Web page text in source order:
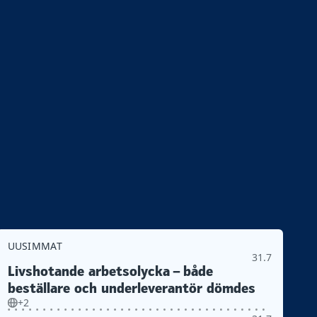
UUSIMMAT
31.7
Livshotande arbetsolycka – både
beställare och underleverantör dömdes
+2